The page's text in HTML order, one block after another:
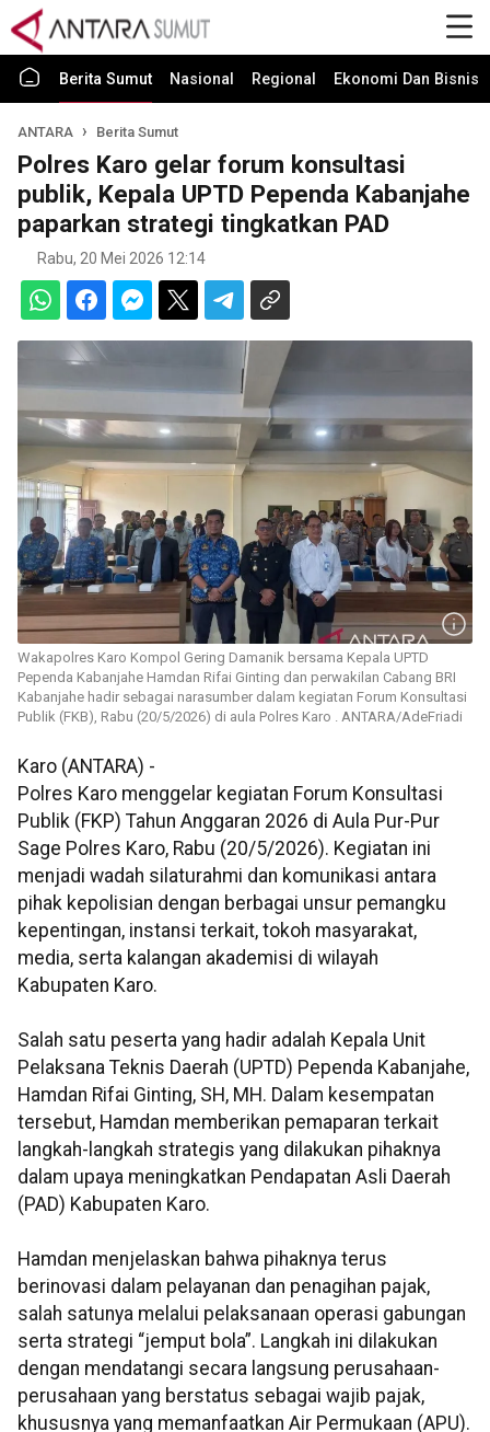
Berita Sumut Nasional Regional Ekonomi Dan Bisnis
ANTARA Berita Sumut
Polres Karo gelar forum konsultasi
publik, Kepala UPTD Pependa Kabanjahe
paparkan strategi tingkatkan PAD
Rabu, 20 Mei 2026 12:14
Wakapolres Karo Kompol Gering Damanik bersama Kepala UPTD
Pependa Kabanjahe Hamdan Rifai Ginting dan perwakilan Cabang BRI
Kabanjahe hadir sebagai narasumber dalam kegiatan Forum Konsultasi
Publik (FKB), Rabu (20/5/2026) di aula Polres Karo . ANTARA/AdeFriadi
Karo (ANTARA) -
Polres Karo menggelar kegiatan Forum Konsultasi
Publik (FKP) Tahun Anggaran 2026 di Aula Pur-Pur
Sage Polres Karo, Rabu (20/5/2026). Kegiatan ini
menjadi wadah silaturahmi dan komunikasi antara
pihak kepolisian dengan berbagai unsur pemangku
kepentingan, instansi terkait, tokoh masyarakat,
media, serta kalangan akademisi di wilayah
Kabupaten Karo.
Salah satu peserta yang hadir adalah Kepala Unit
Pelaksana Teknis Daerah (UPTD) Pependa Kabanjahe,
Hamdan Rifai Ginting, SH, MH. Dalam kesempatan
tersebut, Hamdan memberikan pemaparan terkait
langkah-langkah strategis yang dilakukan pihaknya
dalam upaya meningkatkan Pendapatan Asli Daerah
(PAD) Kabupaten Karo.
Hamdan menjelaskan bahwa pihaknya terus
berinovasi dalam pelayanan dan penagihan pajak,
salah satunya melalui pelaksanaan operasi gabungan
serta strategi “jemput bola”. Langkah ini dilakukan
dengan mendatangi secara langsung perusahaan-
perusahaan yang berstatus sebagai wajib pajak,
khususnya yang memanfaatkan Air Permukaan (APU).